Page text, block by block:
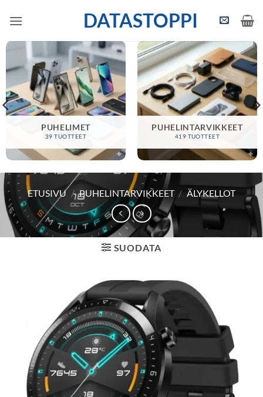
DATASTOPPI
PUHELIMET
39 TUOTTEET
PUHELINTARVIKKEET
419 TUOTTEET
ETUSIVU / PUHELINTARVIKKEET / ÄLYKELLOT
SUODATA